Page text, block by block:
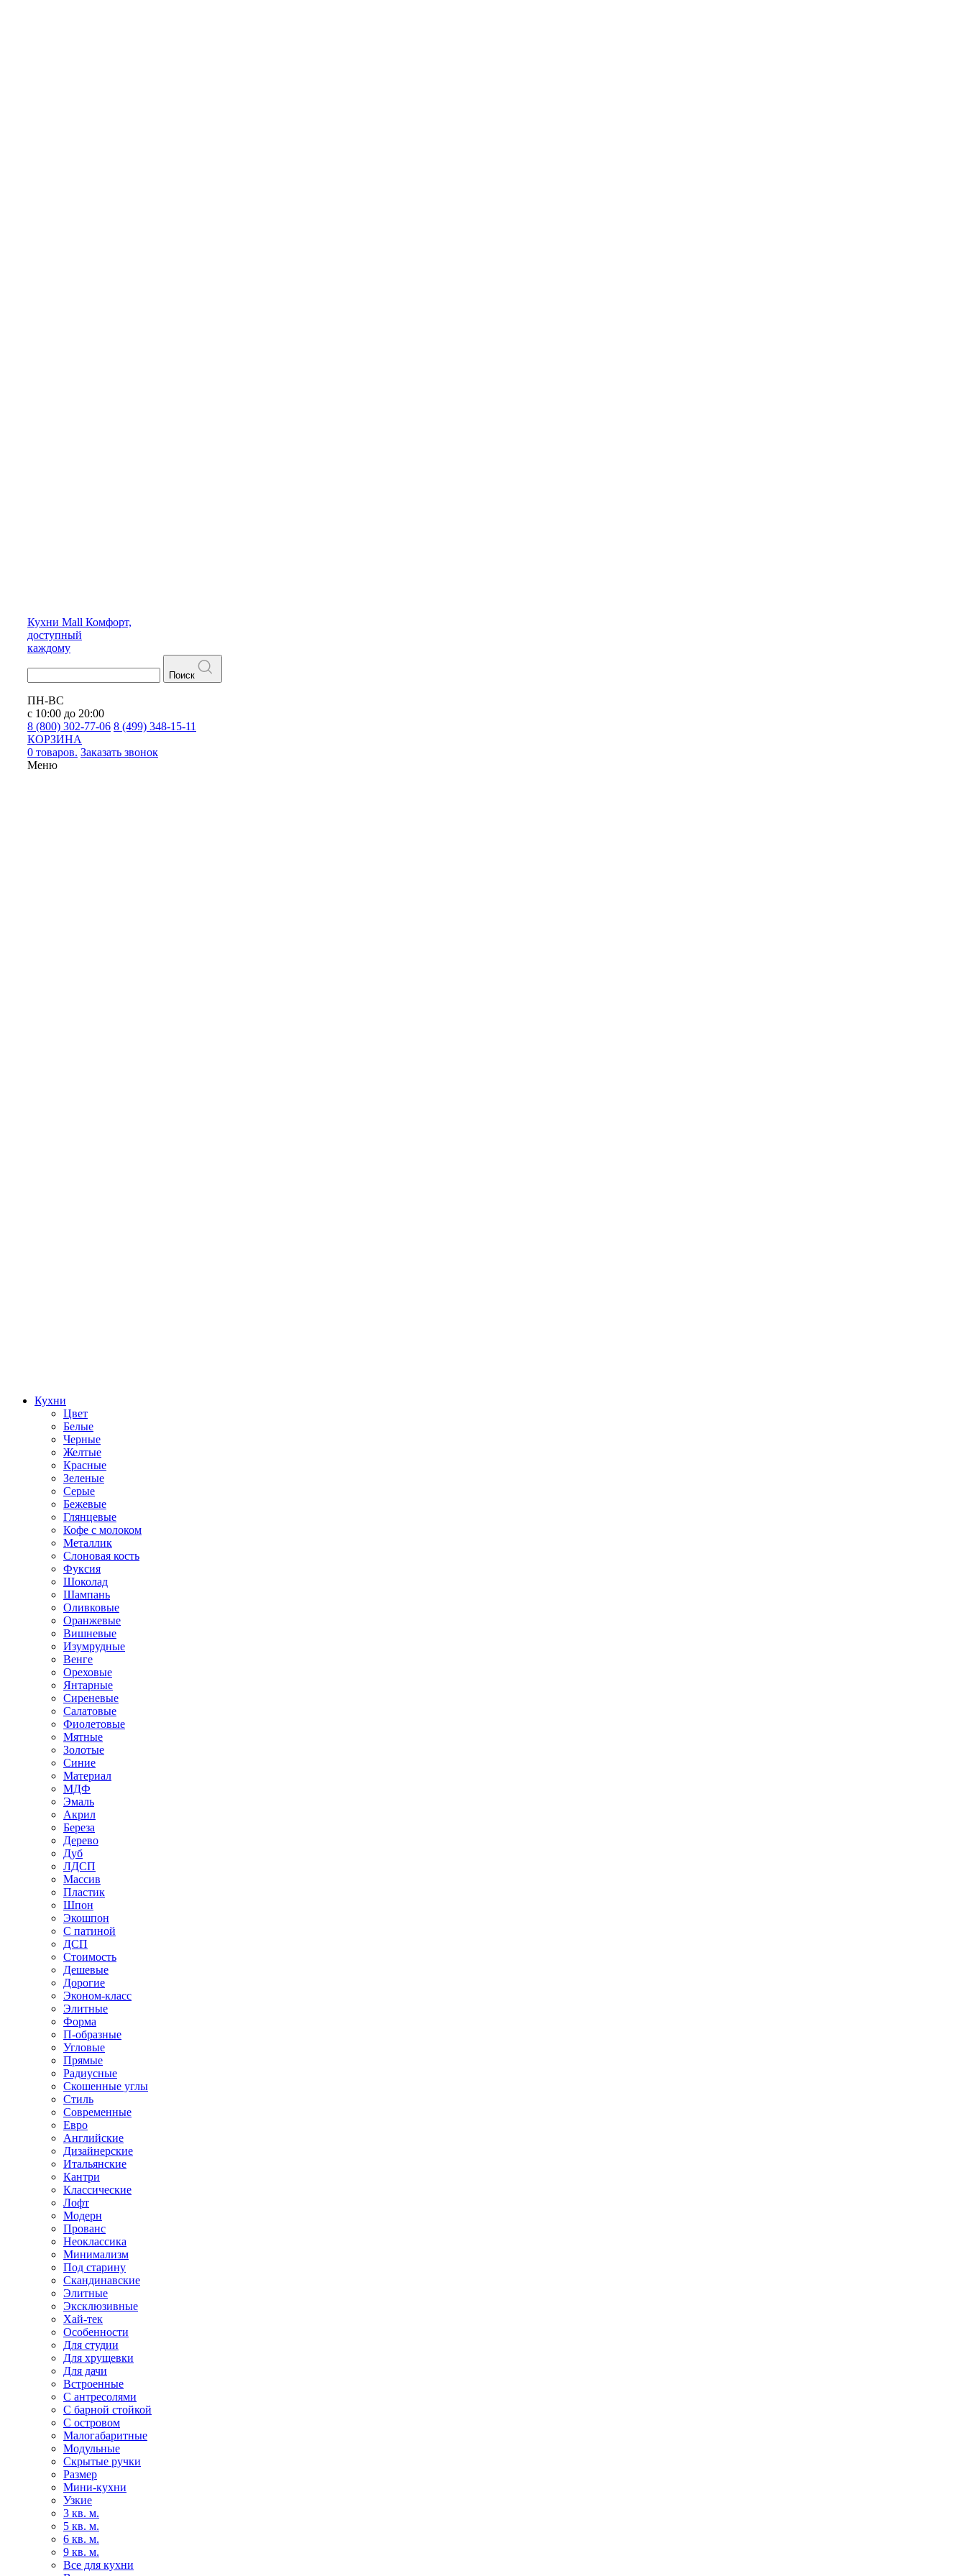
Кухни Mall Комфорт,
доступный
каждому
Поиск
ПН-ВС
с 10:00 до 20:00
8 (800) 302-77-06 8 (499) 348-15-11
КОРЗИНА
0 товаров. Заказать звонок
Меню
Кухни
Цвет
Белые
Черные
Желтые
Красные
Зеленые
Серые
Бежевые
Глянцевые
Кофе с молоком
Металлик
Слоновая кость
Фуксия
Шоколад
Шампань
Оливковые
Оранжевые
Вишневые
Изумрудные
Венге
Ореховые
Янтарные
Сиреневые
Салатовые
Фиолетовые
Мятные
Золотые
Синие
Материал
МДФ
Эмаль
Акрил
Береза
Дерево
Дуб
ЛДСП
Массив
Пластик
Шпон
Экошпон
С патиной
ДСП
Стоимость
Дешевые
Дорогие
Эконом-класс
Элитные
Форма
П-образные
Угловые
Прямые
Радиусные
Скошенные углы
Стиль
Современные
Евро
Английские
Дизайнерские
Итальянские
Кантри
Классические
Лофт
Модерн
Прованс
Неоклассика
Минимализм
Под старину
Скандинавские
Элитные
Эксклюзивные
Хай-тек
Особенности
Для студии
Для хрущевки
Для дачи
Встроенные
С антресолями
С барной стойкой
С островом
Малогабаритные
Модульные
Скрытые ручки
Размер
Мини-кухни
Узкие
3 кв. м.
5 кв. м.
6 кв. м.
9 кв. м.
Все для кухни